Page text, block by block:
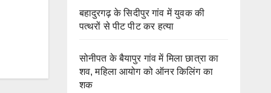
बहादुरगढ़ के सिदीपुर गांव में युवक की
पत्थरों से पीट पीट कर हत्या
सोनीपत के बैयापुर गांव में मिला छात्रा का
शव, महिला आयोग को ऑनर किलिंग का
शक